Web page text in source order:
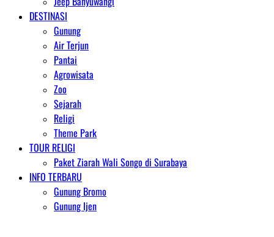
DESTINASI
Gunung
Air Terjun
Pantai
Agrowisata
Zoo
Sejarah
Religi
Theme Park
TOUR RELIGI
Paket Ziarah Wali Songo di Surabaya
INFO TERBARU
Gunung Bromo
Gunung Ijen